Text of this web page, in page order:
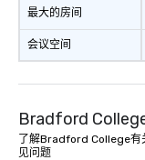
最大的房间
会议空间
Bradford
了解Bradford College有
见问题